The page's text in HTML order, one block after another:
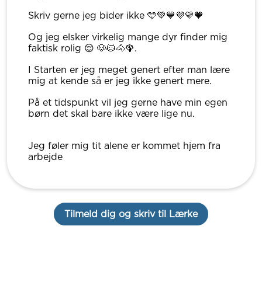
Skriv gerne jeg bider ikke 🩵💚💙💜💛🧡
Og jeg elsker virkelig mange dyr finder mig
faktisk rolig 😌 🐶🐱🐴🦚.
I Starten er jeg meget genert efter man lære
mig at kende så er jeg ikke genert mere.
På et tidspunkt vil jeg gerne have min egen
børn det skal bare ikke være lige nu.
Jeg føler mig tit alene er kommet hjem fra
arbejde
Tilmeld dig og skriv til Lærke